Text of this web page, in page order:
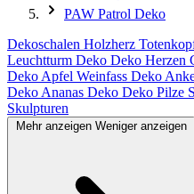
PAW Patrol Deko
Dekoschalen Holzherz
Leuchtturm Deko Deko Herzen
Deko Apfel Weinfass Deko
Deko Ananas Deko Deko Pilze
Skulpturen
Mehr anzeigen Weniger anzeigen